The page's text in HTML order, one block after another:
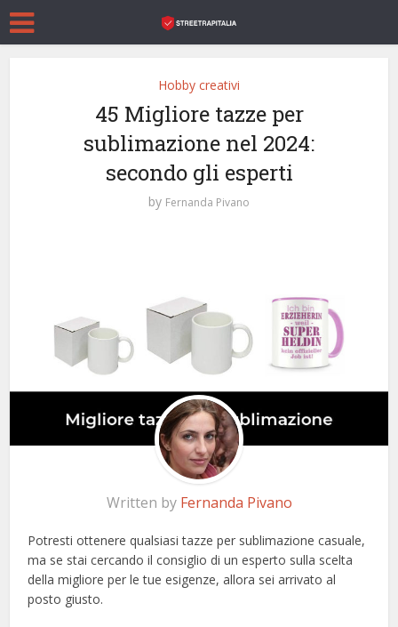
Hobby creativi
45 Migliore tazze per
sublimazione nel 2024:
secondo gli esperti
by Fernanda Pivano
Written by Fernanda Pivano
Potresti ottenere qualsiasi tazze per sublimazione casuale,
ma se stai cercando il consiglio di un esperto sulla scelta
della migliore per le tue esigenze, allora sei arrivato al
posto giusto.